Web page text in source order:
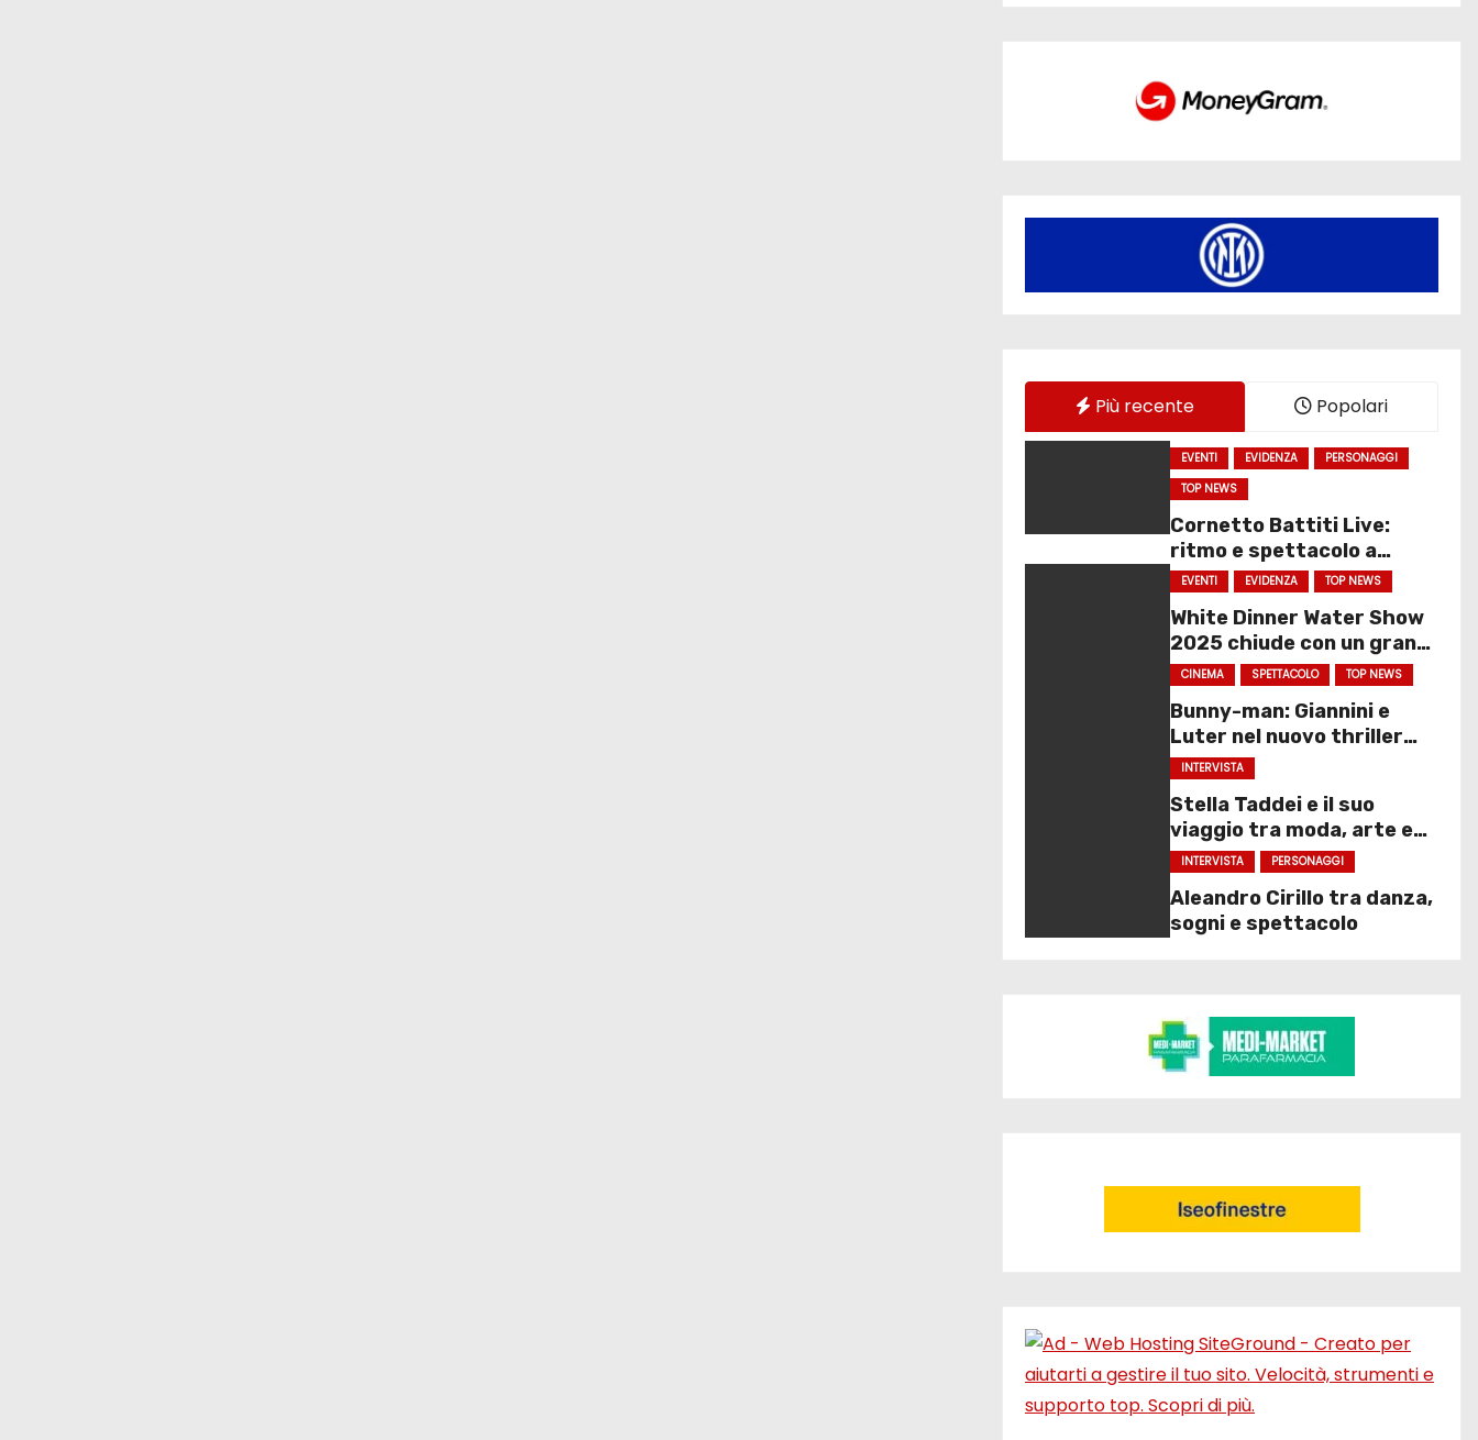
Più recente Popolari
EVENTI EVIDENZA
PERSONAGGI
TOP NEWS
Cornetto Battiti Live:
ritmo e spettacolo a
Molfetta
EVENTI EVIDENZA TOP NEWS
White Dinner Water Show
2025 chiude con un gran
finale
CINEMA SPETTACOLO TOP NEWS
Bunny-man: Giannini e
Luter nel nuovo thriller
sociale
INTERVISTA
Stella Taddei e il suo
viaggio tra moda, arte e
spettacolo
INTERVISTA PERSONAGGI
Aleandro Cirillo tra danza,
sogni e spettacolo